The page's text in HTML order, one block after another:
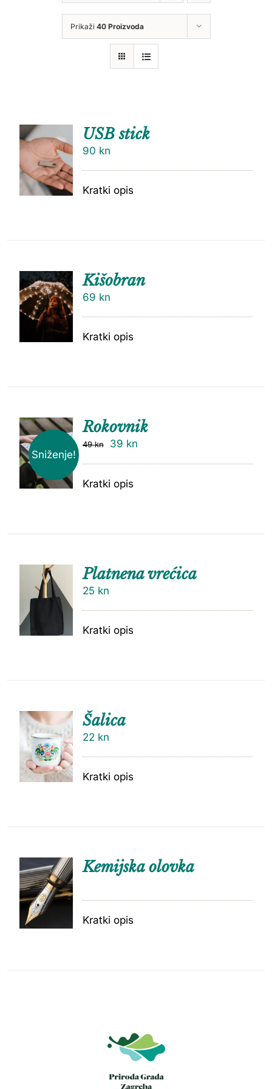
Prikaži 40 Proizvoda
DODAJ
CU
USB stick
90 kn
Kratki opis
DODAJ
U
KOŠARI
Kišobran
69 kn
Kratki opis
Sniženje!
DODAJ
Rokovnik
49kn 39 kn
Kratki opis
DODAJ
Platnena vrećica
25 kn
Kratki opis
DODAJ
U
KOŠARI
CU
Šalica
22 kn
Kratki opis
Kemijska olovka
Kratki opis